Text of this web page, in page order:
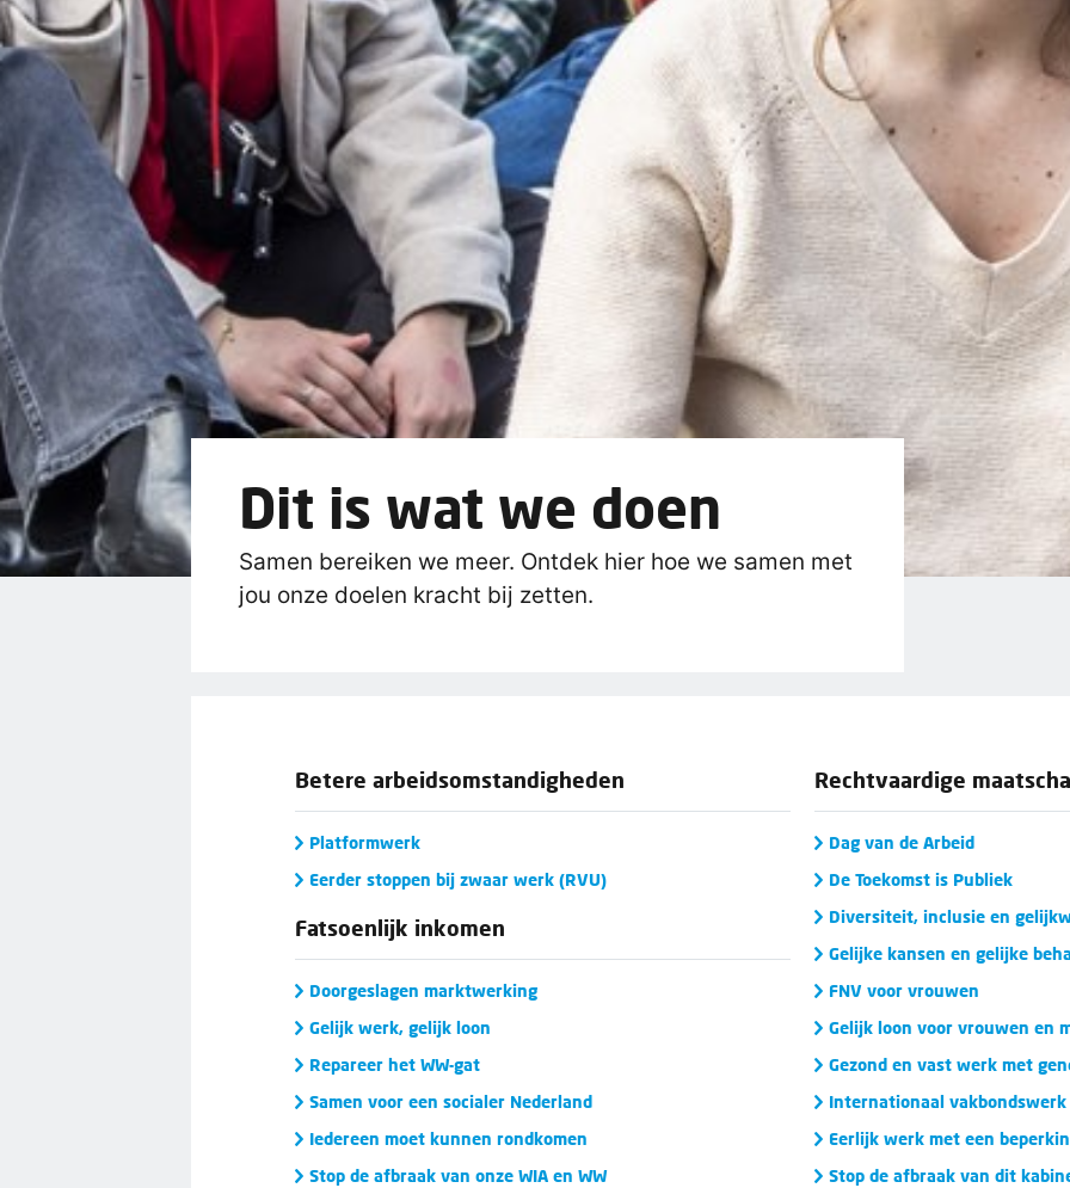
Dit is wat we doen
Samen bereiken we meer. Ontdek hier hoe we samen met
jou onze doelen kracht bij zetten.
Betere arbeidsomstandigheden
Platformwerk
Eerder stoppen bij zwaar werk (RVU)
Fatsoenlijk inkomen
Doorgeslagen marktwerking
Gelijk werk, gelijk loon
Repareer het WW-gat
Samen voor een socialer Nederland
Iedereen moet kunnen rondkomen
Stop de afbraak van onze WIA en WW
Rechtvaardige
Dag van de Arbeid
De Toekomst is Publiek
Diversiteit, inclusie en
Gelijke kansen en gelijke
FNV voor vrouwen
Gelijk loon voor vrouwen en
Gezond en vast werk met
Internationaal vakbondswerk
Eerlijk werk met een
Stop de afbraak van dit